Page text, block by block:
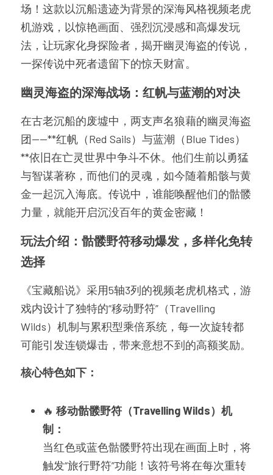
场！这款以沉船遗迹为背景的深海风格视频老虎
机游戏，以惊艳画面、强烈沉浸感和高爆发玩
法，让玩家化身探险者，揭开幽灵海盗的传说，
一探传说中死者遗留下的惊天财富。
幽灵海盗的深海战场：红帆与蓝潮的对决
在古老沉船的废墟中，两支声名狼藉的幽灵海盗
团——**红帆（Red Sails）与蓝潮（Blue Tides）
**依旧在亡灵世界中争斗不休。他们生前以勇猛
与智谋著称，而他们的灵魂，如今随着船骸与黄
金一起沉入海底。传说中，谁能唤醒他们的骷髅
力量，就能开启沉没百年的黄金密藏！
玩法介绍：骷髅野符移动爆发，多样化免转
选择
《宝藏船说》采用5轴3列的视频老虎机格式，游
戏内设计了独特的“移动野符”（Travelling
Wilds）机制与累积型乘倍系统，每一次旋转都
可能引发连锁爆击，带来意想不到的高额奖励。
核心特色如下：
🔥 移动骷髅野符（Travelling Wilds）机
制：
当红色或蓝色骷髅野符出现在画面上时，将
触发“旅行野符”功能！该符号将在每次重转